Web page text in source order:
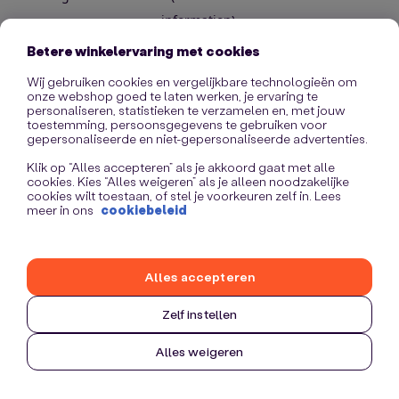
information).
Betere winkelervaring met cookies
Wij gebruiken cookies en vergelijkbare technologieën om
onze webshop goed te laten werken, je ervaring te
personaliseren, statistieken te verzamelen en, met jouw
toestemming, persoonsgegevens te gebruiken voor
gepersonaliseerde en niet-gepersonaliseerde advertenties.
Klik op “Alles accepteren” als je akkoord gaat met alle
cookies. Kies “Alles weigeren” als je alleen noodzakelijke
cookies wilt toestaan, of stel je voorkeuren zelf in. Lees
meer in ons cookiebeleid
Zelf instellen
Alles weigeren
Alles accepteren